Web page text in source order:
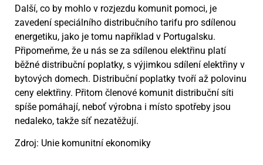
Další, co by mohlo v rozjezdu komunit pomoci, je
zavedení speciálního distribučního tarifu pro sdílenou
energetiku, jako je tomu například v Portugalsku.
Připomeňme, že u nás se za sdílenou elektřinu platí
běžné distribuční poplatky, s výjimkou sdílení elektřiny v
bytových domech. Distribuční poplatky tvoří až polovinu
ceny elektřiny. Přitom členové komunit distribuční síti
spíše pomáhají, neboť výrobna i místo spotřeby jsou
nedaleko, takže síť nezatěžují.
Zdroj: Unie komunitní ekonomiky